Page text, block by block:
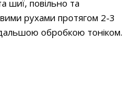
шиї, повільно та
рухами протягом 2-3
обробкою тоніком.